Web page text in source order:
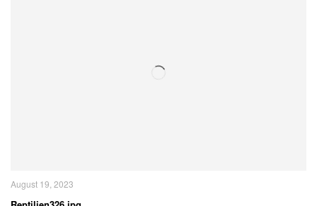
August 19, 2023